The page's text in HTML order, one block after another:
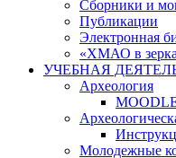
Сборники и
Публикации
Электронная
«ХМАО в
УЧЕБНАЯ
Археология
Молодежные